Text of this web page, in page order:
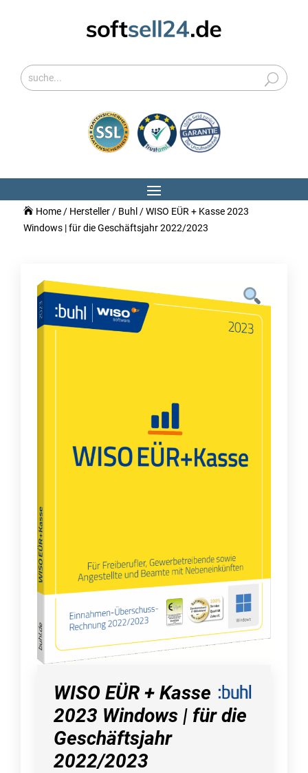
Home/ Hersteller/ Buhl / WISO EÜR + Kasse 2023
Windows | für die Geschäftsjahr 2022/2023
WISO EÜR + Kasse
2023 Windows | für die
Geschäftsjahr
2022/2023